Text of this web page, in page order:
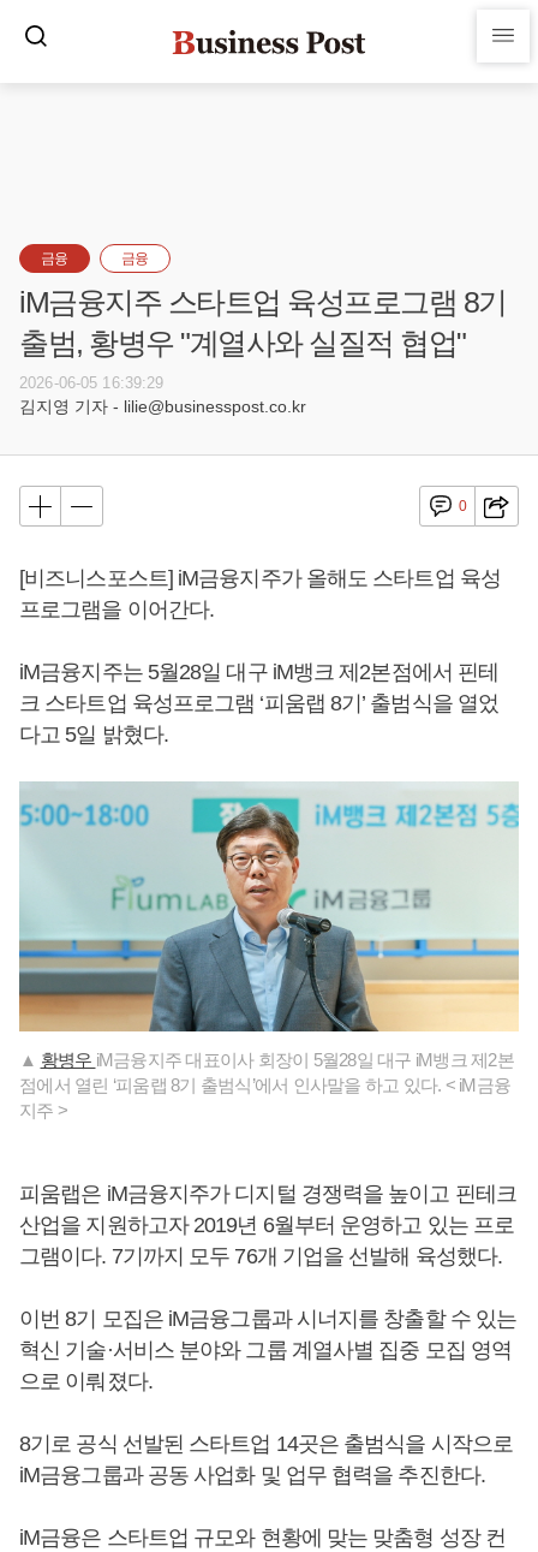
금융 금융
iM금융지주 스타트업 육성프로그램 8기
출범, 황병우 "계열사와 실질적 협업"
2026-06-05 16:39:29
김지영 기자 - lilie@businesspost.co.kr
0
[비즈니스포스트] iM금융지주가 올해도 스타트업 육성
프로그램을 이어간다.
iM금융지주는 5월28일 대구 iM뱅크 제2본점에서 핀테
크 스타트업 육성프로그램 ‘피움랩 8기’ 출범식을 열었
다고 5일 밝혔다.
▲ 황병우 iM금융지주 대표이사 회장이 5월28일 대구 iM뱅크 제2본
점에서 열린 ‘피움랩 8기 출범식’에서 인사말을 하고 있다. < iM금융
지주 >
피움랩은 iM금융지주가 디지털 경쟁력을 높이고 핀테크
산업을 지원하고자 2019년 6월부터 운영하고 있는 프로
그램이다. 7기까지 모두 76개 기업을 선발해 육성했다.
이번 8기 모집은 iM금융그룹과 시너지를 창출할 수 있는
혁신 기술·서비스 분야와 그룹 계열사별 집중 모집 영역
으로 이뤄졌다.
8기로 공식 선발된 스타트업 14곳은 출범식을 시작으로
iM금융그룹과 공동 사업화 및 업무 협력을 추진한다.
iM금융은 스타트업 규모와 현황에 맞는 맞춤형 성장 컨